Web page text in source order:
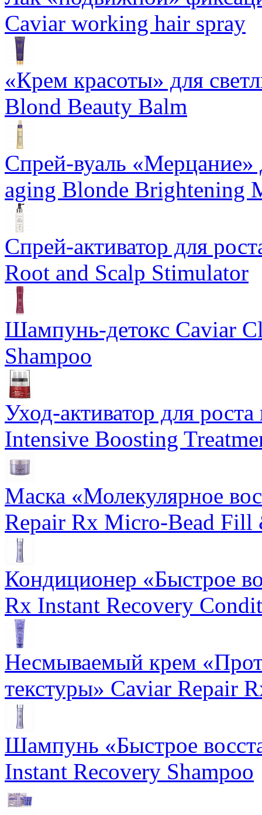
Caviar working hair spray
«Крем красоты» для
Blond Beauty Balm
Спрей-вуаль «Мерцание»
aging Blonde Brightening
Спрей-активатор для
Root and Scalp Stimulator
Шампунь-детокс Caviar
Shampoo
Уход-активатор для
Intensive Boosting
Маска «Молекулярное
Repair Rx Micro-Bead Fill
Кондиционер «Быстрое
Rx Instant Recovery
Несмываемый крем
текстуры» Caviar Repair
Шампунь «Быстрое
Instant Recovery Shampoo